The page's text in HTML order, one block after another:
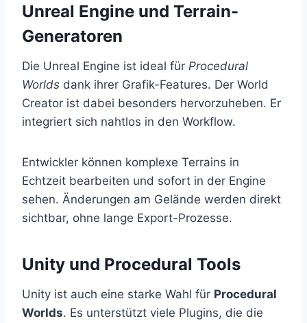
Unreal Engine und Terrain-
Generatoren
Die Unreal Engine ist ideal für Procedural
Worlds dank ihrer Grafik-Features. Der World
Creator ist dabei besonders hervorzuheben. Er
integriert sich nahtlos in den Workflow.
Entwickler können komplexe Terrains in
Echtzeit bearbeiten und sofort in der Engine
sehen. Änderungen am Gelände werden direkt
sichtbar, ohne lange Export-Prozesse.
Unity und Procedural Tools
Unity ist auch eine starke Wahl für Procedural
Worlds. Es unterstützt viele Plugins, die die